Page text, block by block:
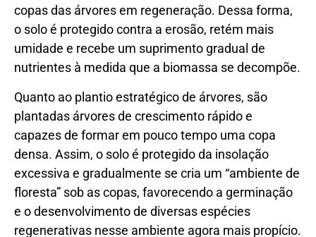
copas das árvores em regeneração. Dessa forma,
o solo é protegido contra a erosão, retém mais
umidade e recebe um suprimento gradual de
nutrientes à medida que a biomassa se decompõe.
Quanto ao plantio estratégico de árvores, são
plantadas árvores de crescimento rápido e
capazes de formar em pouco tempo uma copa
densa. Assim, o solo é protegido da insolação
excessiva e gradualmente se cria um “ambiente de
floresta” sob as copas, favorecendo a germinação
e o desenvolvimento de diversas espécies
regenerativas nesse ambiente agora mais propício.